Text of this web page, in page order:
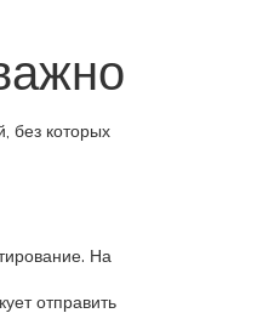
без которых
На
отправить